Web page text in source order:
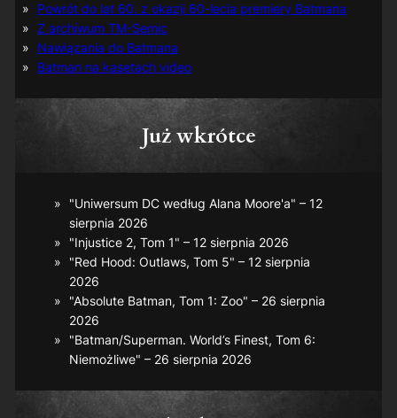
Powrót do lat 60. z okazji 60-lecia premiery Batmana
Z archiwum TM-Semic
Nawiązania do Batmana
Batman na kasetach video
Już wkrótce
"Uniwersum DC według Alana Moore'a" – 12
sierpnia 2026
"Injustice 2, Tom 1" – 12 sierpnia 2026
"Red Hood: Outlaws, Tom 5" – 12 sierpnia
2026
"Absolute Batman, Tom 1: Zoo" – 26 sierpnia
2026
"Batman/Superman. World’s Finest, Tom 6:
Niemożliwe" – 26 sierpnia 2026